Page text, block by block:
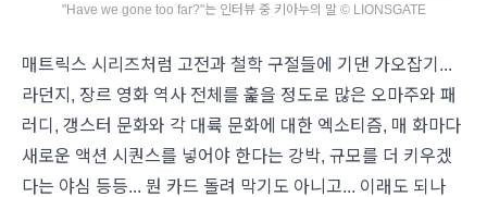
"Have we gone too far?"는 인터뷰 중 키아누의 말 © LIONSGATE
매트릭스 시리즈처럼 고전과 철학 구절들에 기댄 가오잡기...
라던지, 장르 영화 역사 전체를 훑을 정도로 많은 오마주와 패
러디, 갱스터 문화와 각 대륙 문화에 대한 엑소티즘, 매 화마다
새로운 액션 시퀀스를 넣어야 한다는 강박, 규모를 더 키우겠
다는 야심 등등... 뭔 카드 돌려 막기도 아니고... 이래도 되나